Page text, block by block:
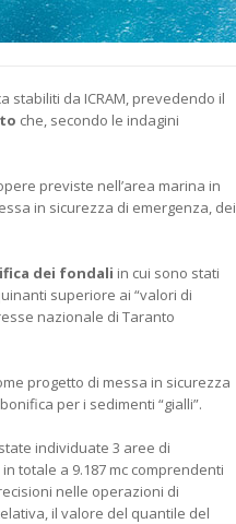
stabiliti da ICRAM, prevedendo il
che, secondo le indagini
previste nell’area marina in
in sicurezza di emergenza, dei
dei fondali in cui sono stati
superiore ai “valori di
nazionale di Taranto
progetto di messa in sicurezza
per i sedimenti “gialli”.
individuate 3 aree di
totale a 9.187 mc comprendenti
nelle operazioni di
il valore del quantile del